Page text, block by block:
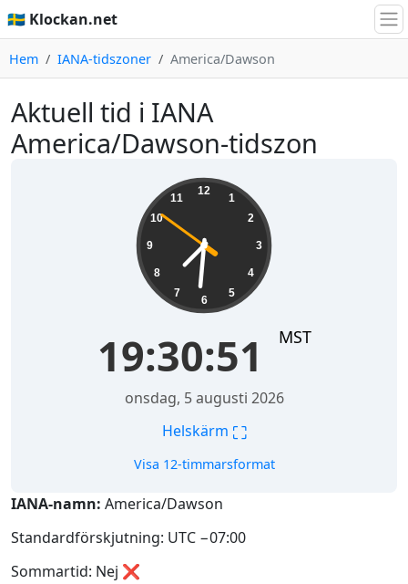
🇸🇪 Klockan.net
Hem IANA-tidszoner America/Dawson
Aktuell tid i IANA
America/Dawson-tidszon
12
1
2
3
4
5
6
7
8
9
10
11
19:30:51 MST
onsdag, 5 augusti 2026
Helskärm ⛶
Visa 12-timmarsformat
IANA-namn: America/Dawson
Standardförskjutning: UTC −07:00
Sommartid: Nej ❌